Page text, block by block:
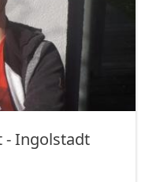
- Ingolstadt